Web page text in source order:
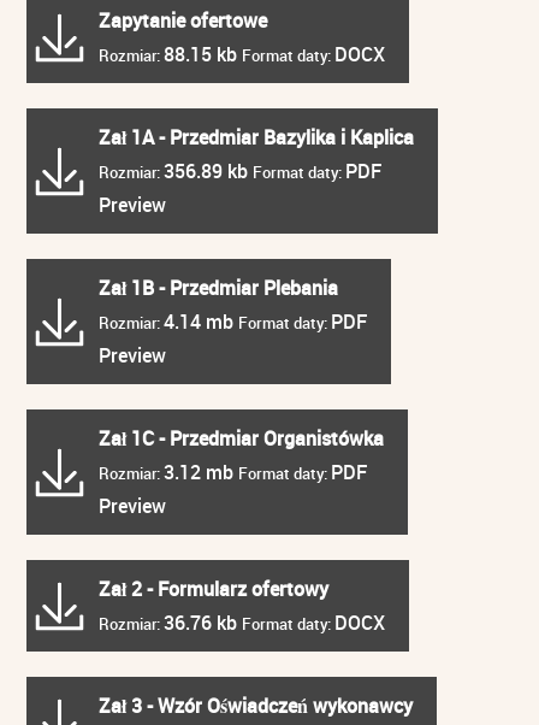
Zapytanie ofertowe
Rozmiar:88.15 kb Format daty: DOCX
Zał 1A - Przedmiar Bazylika i Kaplica
Rozmiar:356.89 kb Format daty: PDF
Preview
Zał 1B - Przedmiar Plebania
Rozmiar:4.14 mb Format daty: PDF
Preview
Zał 1C - Przedmiar Organistówka
Rozmiar:3.12 mb Format daty: PDF
Preview
Zał 2 - Formularz ofertowy
Rozmiar:36.76 kb Format daty: DOCX
Zał 3 - Wzór Oświadczeń wykonawcy